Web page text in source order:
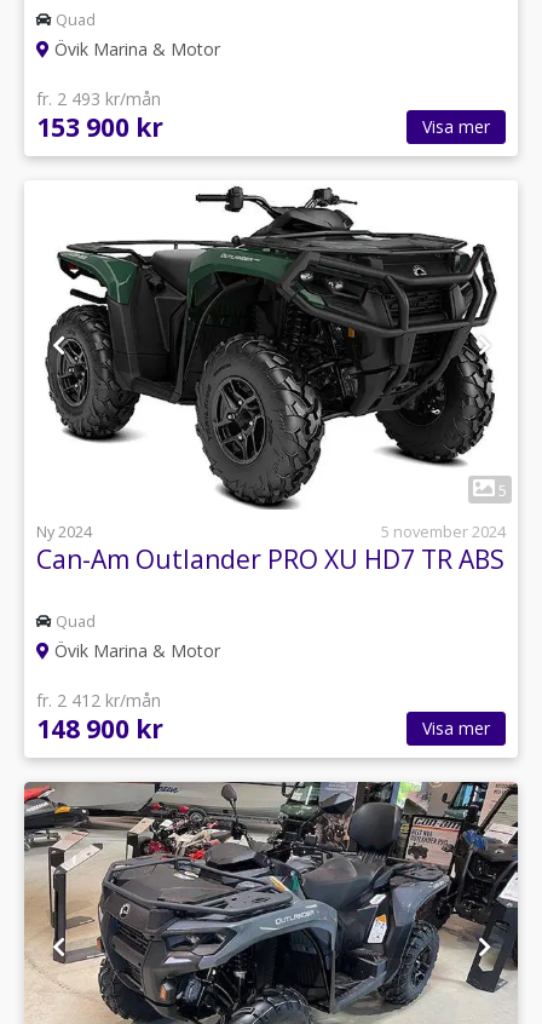
Quad
Övik Marina & Motor
fr. 2 493 kr/mån
153 900 kr Visa mer
1
5
Ny 2024
5 november 2024
Can-Am Outlander PRO XU HD7 TR ABS
Quad
Övik Marina & Motor
fr. 2 412 kr/mån
148 900 kr Visa mer